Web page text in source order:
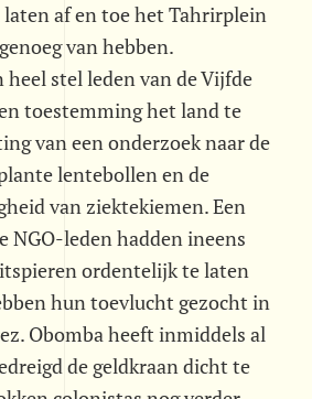
af en toe het Tahrirplein
van hebben.
heel stel leden van de Vijfde
toestemming het land te
van een onderzoek naar de
lentebollen en de
van ziektekiemen. Een
NGO-leden hadden ineens
ordentelijk te laten
hun toevlucht gezocht in
Obomba heeft inmiddels al
de geldkraan dicht te